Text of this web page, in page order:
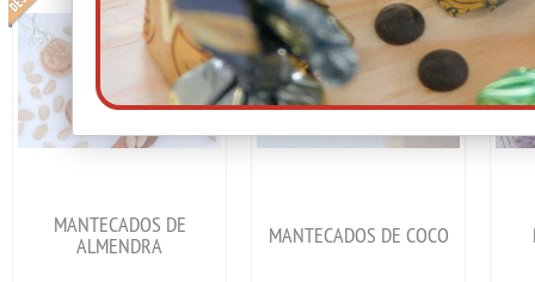
MANTECADOS DE
ALMENDRA MANTECADOS DE COCO